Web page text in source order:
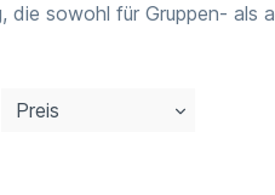
die sowohl für Gruppen- als
Preis